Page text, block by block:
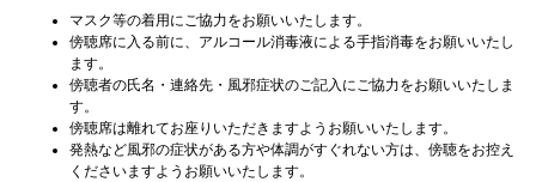
マスク等の着用にご協力をお願いいたします。
傍聴席に入る前に、アルコール消毒液による手指消毒をお願いいたし
ます。
傍聴者の氏名・連絡先・風邪症状のご記入にご協力をお願いいたしま
す。
傍聴席は離れてお座りいただきますようお願いいたします。
発熱など風邪の症状がある方や体調がすぐれない方は、傍聴をお控え
くださいますようお願いいたします。